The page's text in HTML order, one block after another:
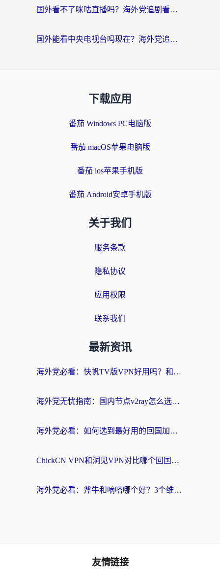
国外看不了咪咕直播吗？海外党追剧看片的加速器选择指南
国外能看中央电视台吗现在？海外党追剧看央视的实用指南
下载应用
番茄 Windows PC电脑版
番茄 macOS苹果电脑版
番茄 ios苹果手机版
番茄 Android安卓手机版
关于我们
服务条款
隐私协议
应用权限
联系我们
最新资讯
海外党必看：快帆TV版VPN好用吗？和快游VPN对比哪个回国效果更好？附实用避坑指南
海外党无忧指南：国内节点v2ray怎么选？一键回国VPN+多场景实测帮你避坑
海外党必看：如何选到最好用的回国加速器？从节点到售后的全维度指南
ChickCN VPN和洞见VPN对比哪个回国效果更好？海外党亲测3款加速器+避坑指南
海外党必看：斧牛和嘀嗒哪个好？3个维度教你选对回国加速器
友情链接